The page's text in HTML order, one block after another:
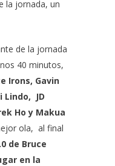
la jornada, un
de la jornada
40 minutos,
Irons, Gavin
Lindo, JD
Ho y Makua
ola, al final
de Bruce
en la